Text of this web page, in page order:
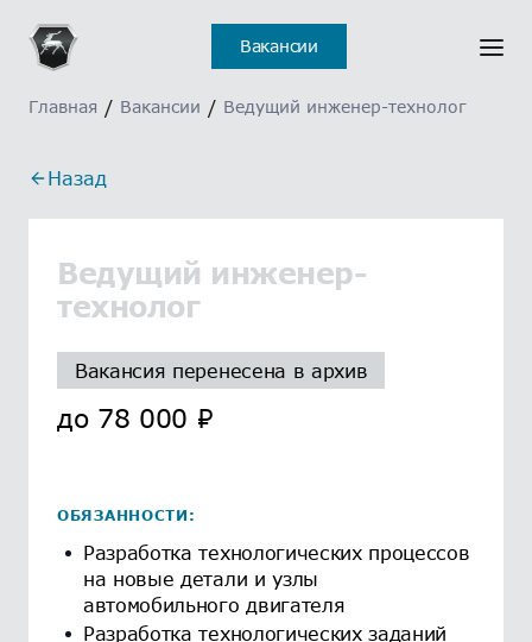
Вакансии
Главная / Вакансии / Ведущий инженер-технолог
Назад
Ведущий инженер-
технолог
Вакансия перенесена в архив
до 78 000 ₽
ОБЯЗАННОСТИ:
Разработка технологических процессов
на новые детали и узлы
автомобильного двигателя
Разработка технологических заданий